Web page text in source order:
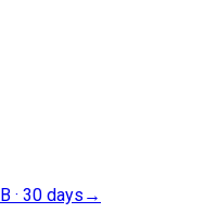
· 30 days →